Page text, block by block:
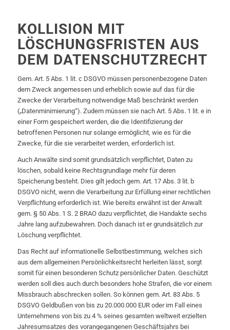
KOLLISION MIT
LÖSCHUNGSFRISTEN AUS
DEM DATENSCHUTZRECHT
Gem. Art. 5 Abs. 1 lit. c DSGVO müssen personenbezogene Daten
dem Zweck angemessen und erheblich sowie auf das für die
Zwecke der Verarbeitung notwendige Maß beschränkt werden
(„Datenminimierung“). Zudem müssen sie nach Art. 5 Abs. 1 lit. e in
einer Form gespeichert werden, die die Identifizierung der
betroffenen Personen nur solange ermöglicht, wie es für die
Zwecke, für die sie verarbeitet werden, erforderlich ist.
Auch Anwälte sind somit grundsätzlich verpflichtet, Daten zu
löschen, sobald keine Rechtsgrundlage mehr für deren
Speicherung besteht. Dies gilt jedoch gem. Art. 17 Abs. 3 lit. b
DSGVO nicht, wenn die Verarbeitung zur Erfüllung einer rechtlichen
Verpflichtung erforderlich ist. Wie bereits erwähnt ist der Anwalt
gem. § 50 Abs. 1 S. 2 BRAO dazu verpflichtet, die Handakte sechs
Jahre lang aufzubewahren. Doch danach ist er grundsätzlich zur
Löschung verpflichtet.
Das Recht auf informationelle Selbstbestimmung, welches sich
aus dem allgemeinen Persönlichkeitsrecht herleiten lässt, sorgt
somit für einen besonderen Schutz persönlicher Daten. Geschützt
werden soll dies auch durch besonders hohe Strafen, die vor einem
Missbrauch abschrecken sollen. So können gem. Art. 83 Abs. 5
DSGVO Geldbußen von bis zu 20.000.000 EUR oder im Fall eines
Unternehmens von bis zu 4 % seines gesamten weltweit erzielten
Jahresumsatzes des vorangegangenen Geschäftsjahrs bei